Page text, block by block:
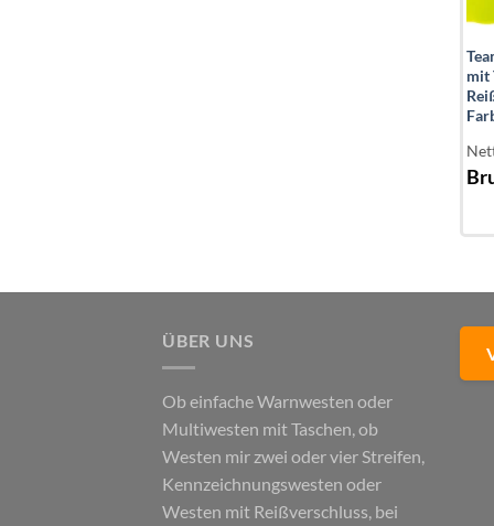
mit
ÜBER UNS
Ob einfache Warnwesten oder
Multiwesten mit Taschen, ob
Westen mir zwei oder vier Streifen,
Kennzeichnungswesten oder
Westen mit Reißverschluss, bei